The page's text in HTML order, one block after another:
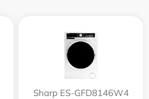
Sharp ES-GFD8146W4